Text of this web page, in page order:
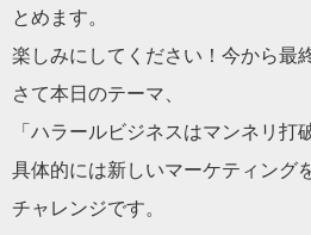
とめます。
楽しみにしてください！今から最
さて本日のテーマ、
「ハラールビジネスはマンネリ打
具体的には新しいマーケティング
チャレンジです。